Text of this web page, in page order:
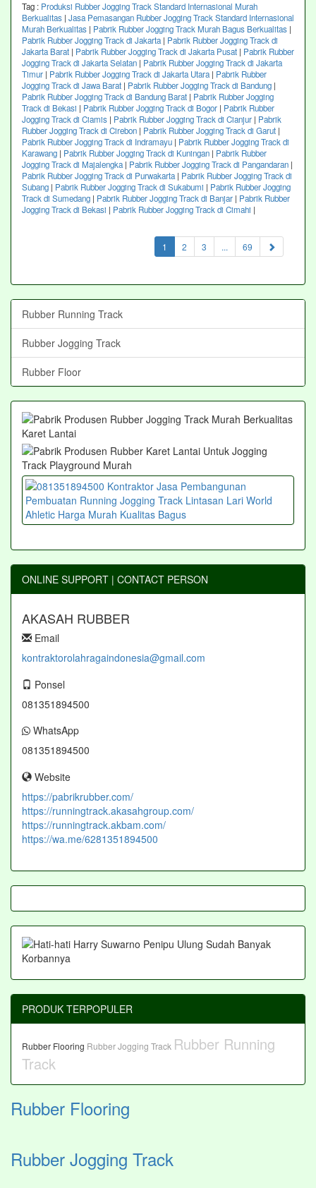
Tag : Produksi Rubber Jogging Track Standard Internasional Murah
Berkualitas | Jasa Pemasangan Rubber Jogging Track Standard Internasional
Murah Berkualitas | Pabrik Rubber Jogging Track Murah Bagus Berkualitas |
Pabrik Rubber Jogging Track di Jakarta| Pabrik Rubber Jogging Track di
Jakarta Barat | Pabrik Rubber Jogging Track di Jakarta Pusat | Pabrik Rubber
Jogging Track di Jakarta Selatan | Pabrik Rubber Jogging Track di Jakarta
Timur | Pabrik Rubber Jogging Track di Jakarta Utara| Pabrik Rubber
Jogging Track di Jawa Barat | Pabrik Rubber Jogging Track di Bandung |
Pabrik Rubber Jogging Track di Bandung Barat | Pabrik Rubber Jogging
Track di Bekasi | Pabrik Rubber Jogging Track di Bogor | Pabrik Rubber
Jogging Track di Ciamis | Pabrik Rubber Jogging Track di Cianjur | Pabrik
Rubber Jogging Track di Cirebon | Pabrik Rubber Jogging Track di Garut |
Pabrik Rubber Jogging Track di Indramayu | Pabrik Rubber Jogging Track di
Karawang | Pabrik Rubber Jogging Track di Kuningan | Pabrik Rubber
Jogging Track di Majalengka| Pabrik Rubber Jogging Track di Pangandaran |
Pabrik Rubber Jogging Track di Purwakarta| Pabrik Rubber Jogging Track di
Subang | Pabrik Rubber Jogging Track di Sukabumi | Pabrik Rubber Jogging
Track di Sumedang | Pabrik Rubber Jogging Track di Banjar | Pabrik Rubber
Jogging Track di Bekasi | Pabrik Rubber Jogging Track di Cimahi |
1 (current)
2 3 ... 69
Rubber Running Track
Rubber Jogging Track
Rubber Floor
ONLINE SUPPORT | CONTACT PERSON
AKASAH RUBBER
Email
kontraktorolahragaindonesia@gmail.com
Ponsel
081351894500
WhatsApp
081351894500
Website
https://pabrikrubber.com/
https://runningtrack.akasahgroup.com/
https://runningtrack.akbam.com/
https://wa.me/6281351894500
PRODUK TERPOPULER
Rubber Flooring Rubber Jogging Track Rubber Running
Track
Rubber Flooring
Rubber Jogging Track